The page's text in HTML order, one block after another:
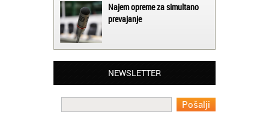
Najem opreme za simultano
prevajanje
NEWSLETTER
Matjaž iz Ajdovščine:
prevajalske storitve opravljajo hitro in
učinkoviti.
Martina iz Bleda: